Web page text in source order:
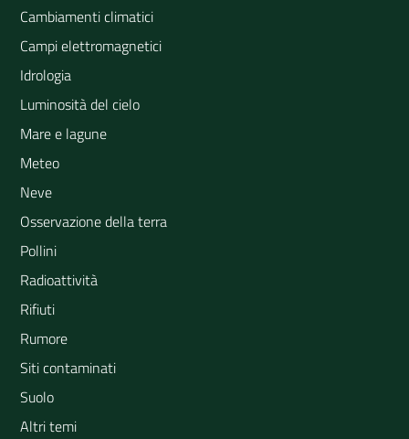
Cambiamenti climatici
Campi elettromagnetici
Idrologia
Luminosità del cielo
Mare e lagune
Meteo
Neve
Osservazione della terra
Pollini
Radioattività
Rifiuti
Rumore
Siti contaminati
Suolo
Altri temi